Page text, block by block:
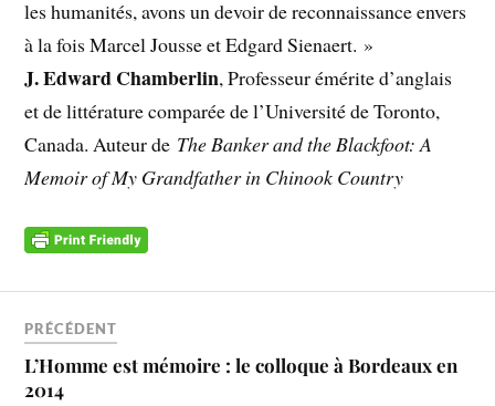
les humanités, avons un devoir de reconnaissance envers
à la fois Marcel Jousse et Edgard Sienaert. »
J. Edward Chamberlin, Professeur émérite d’anglais
et de littérature comparée de l’Université de Toronto,
Canada. Auteur de The Banker and the Blackfoot: A
Memoir of My Grandfather in Chinook Country
PRÉCÉDENT
L’Homme est mémoire : le colloque à Bordeaux en
2014